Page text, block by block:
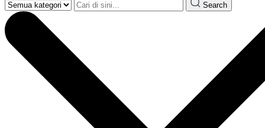
Search